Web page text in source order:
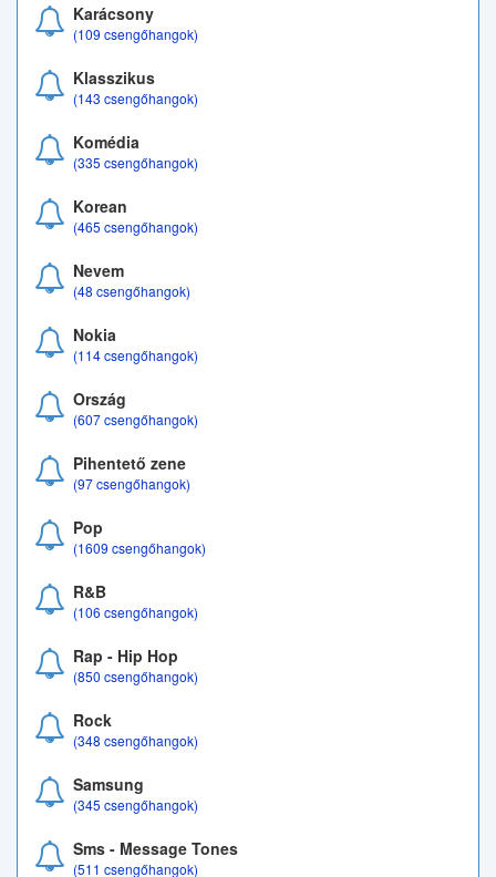
Karácsony
(109 csengőhangok)
Klasszikus
(143 csengőhangok)
Komédia
(335 csengőhangok)
Korean
(465 csengőhangok)
Nevem
(48 csengőhangok)
Nokia
(114 csengőhangok)
Ország
(607 csengőhangok)
Pihentető zene
(97 csengőhangok)
Pop
(1609 csengőhangok)
R&B
(106 csengőhangok)
Rap - Hip Hop
(850 csengőhangok)
Rock
(348 csengőhangok)
Samsung
(345 csengőhangok)
Sms - Message Tones
(511 csengőhangok)